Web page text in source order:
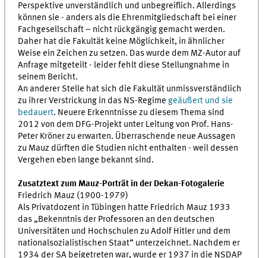
Perspektive unverständlich und unbegreiflich. Allerdings
können sie - anders als die Ehrenmitgliedschaft bei einer
Fachgesellschaft – nicht rückgängig gemacht werden.
Daher hat die Fakultät keine Möglichkeit, in ähnlicher
Weise ein Zeichen zu setzen. Das wurde dem MZ-Autor auf
Anfrage mitgeteilt - leider fehlt diese Stellungnahme in
seinem Bericht.
An anderer Stelle hat sich die Fakultät unmissverständlich
zu ihrer Verstrickung in das NS-Regime geäußert und sie
bedauert. Neuere Erkenntnisse zu diesem Thema sind
2012 von dem DFG-Projekt unter Leitung von Prof. Hans-
Peter Kröner zu erwarten. Überraschende neue Aussagen
zu Mauz dürften die Studien nicht enthalten - weil dessen
Vergehen eben lange bekannt sind.
Zusatztext zum Mauz-Porträt in der Dekan-Fotogalerie
Friedrich Mauz (1900-1979)
Als Privatdozent in Tübingen hatte Friedrich Mauz 1933
das „Bekenntnis der Professoren an den deutschen
Universitäten und Hochschulen zu Adolf Hitler und dem
nationalsozialistischen Staat“ unterzeichnet. Nachdem er
1934 der SA beigetreten war, wurde er 1937 in die NSDAP